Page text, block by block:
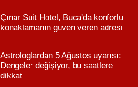
Çınar Suit Hotel, Buca'da konforlu
konaklamanın güven veren adresi
Astrologlardan 5 Ağustos uyarısı:
Dengeler değişiyor, bu saatlere
dikkat